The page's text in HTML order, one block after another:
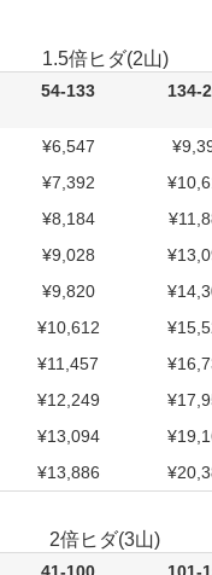
1.5倍ヒダ(2山)
54-133 134-
¥6,547
¥7,392
¥8,184
¥9,028
¥9,820
¥10,612
¥11,457
¥12,249
¥13,094
¥13,886
2倍ヒダ(3山)